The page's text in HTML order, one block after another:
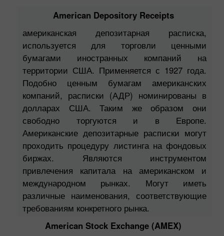
American Depository Receipts
американская депозитарная расписка,
используется для торговли ценными
бумагами иностранных компаний на
территории США. Применяется с 1927 года.
Подобно ценным бумагам американских
компаний, расписки (АДР) номинированы в
долларах США. Таким же образом они
свободно торгуются и в Европе.
Американские депозитарные расписки могут
проходить процедуру листинга на фондовых
биржах. Являются инструментом
привлечения капитала на американском и
международном рынках. Могут иметь
различные наименования, соответствующие
требованиям конкретного рынка.
American Stock Exchange (AMEX)